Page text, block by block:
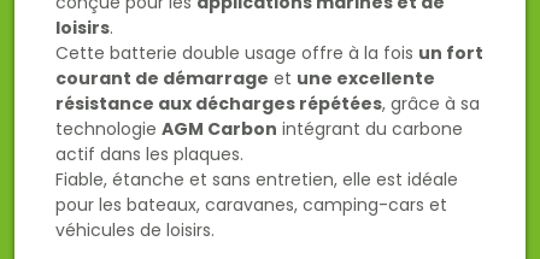
loisirs.
Cette batterie double usage offre à la fois un fort
courant de démarrage et une excellente
résistance aux décharges répétées, grâce à sa
technologie AGM Carbon intégrant du carbone
actif dans les plaques.
Fiable, étanche et sans entretien, elle est idéale
pour les bateaux, caravanes, camping-cars et
véhicules de loisirs.